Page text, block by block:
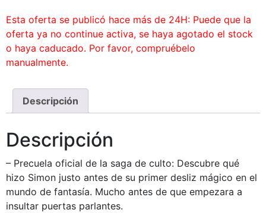
Esta oferta se publicó hace más de 24H: Puede que la
oferta ya no continue activa, se haya agotado el stock
o haya caducado. Por favor, compruébelo
manualmente.
Descripción
Descripción
– Precuela oficial de la saga de culto: Descubre qué
hizo Simon justo antes de su primer desliz mágico en el
mundo de fantasía. Mucho antes de que empezara a
insultar puertas parlantes.